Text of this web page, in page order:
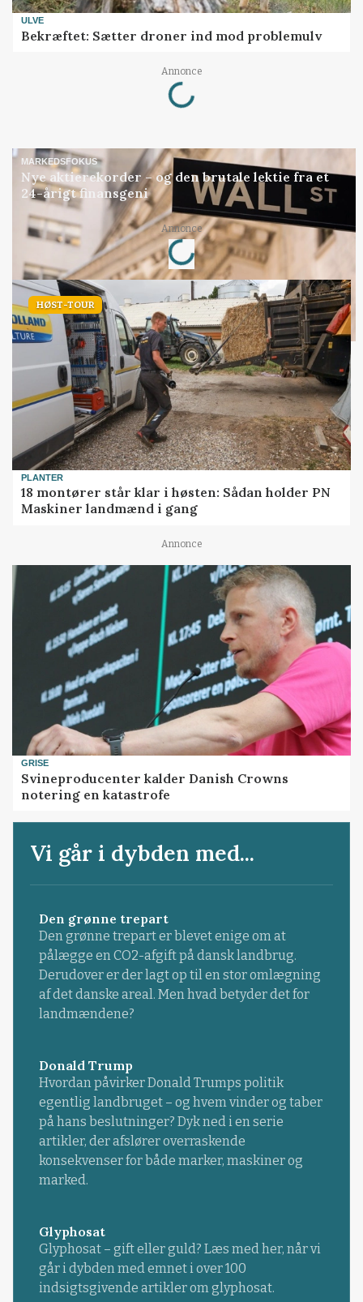
ULVE
Bekræftet: Sætter droner ind mod problemulv
Annonce
Loading...
MARKEDSFOKUS
Nye aktierekorder – og den brutale lektie fra et
24-årigt finansgeni
Annonce
Loading...
HØST-TOUR
PLANTER
18 montører står klar i høsten: Sådan holder PN
Maskiner landmænd i gang
Annonce
GRISE
Svineproducenter kalder Danish Crowns
notering en katastrofe
Vi går i dybden med...
Den grønne trepart
Den grønne trepart er blevet enige om at
pålægge en CO2-afgift på dansk landbrug.
Derudover er der lagt op til en stor omlægning
af det danske areal. Men hvad betyder det for
landmændene?
Donald Trump
Hvordan påvirker Donald Trumps politik
egentlig landbruget – og hvem vinder og taber
på hans beslutninger? Dyk ned i en serie
artikler, der afslører overraskende
konsekvenser for både marker, maskiner og
marked.
Glyphosat
Glyphosat – gift eller guld? Læs med her, når vi
går i dybden med emnet i over 100
indsigtsgivende artikler om glyphosat.